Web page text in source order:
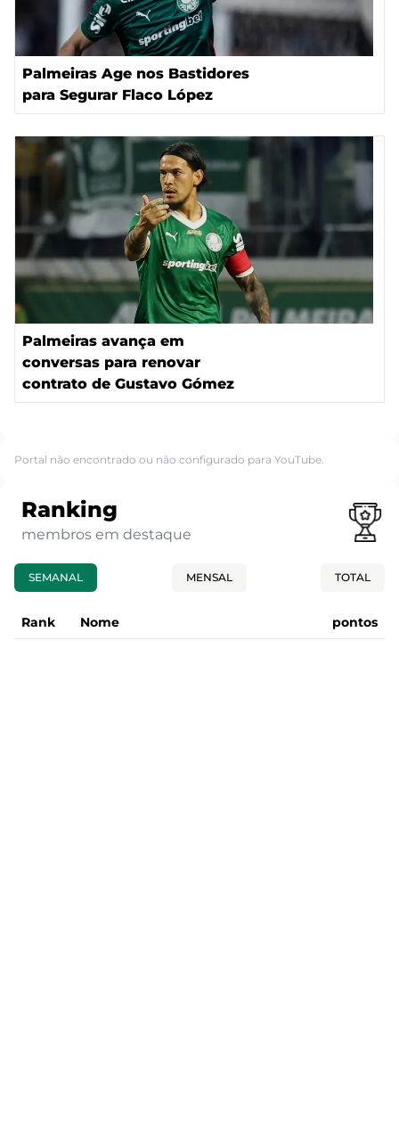
Palmeiras Age nos Bastidores
para Segurar Flaco López
Palmeiras avança em
conversas para renovar
contrato de Gustavo Gómez
Portal não encontrado ou não configurado para YouTube.
Ranking
membros em destaque
SEMANAL MENSAL TOTAL
Rank Nome pontos